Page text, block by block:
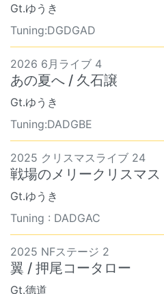
Gt.ゆうき
Tuning:DGDGAD
2026 6月ライブ 4
あの夏へ / 久石譲
Gt.ゆうき
Tuning:DADGBE
2025 クリスマスライブ 24
戦場のメリークリスマ
Gt.ゆうき
Tuning : DADGAC
2025 NFステージ 2
翼 / 押尾コータロー
Gt.德道